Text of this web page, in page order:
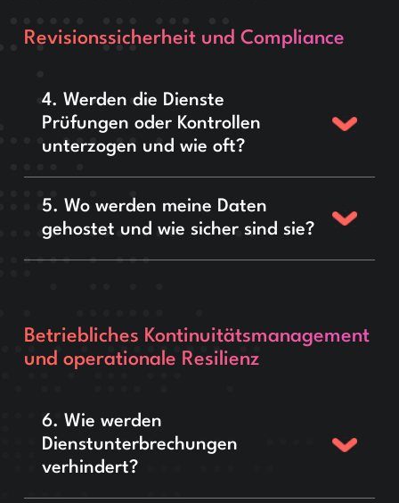
Revisionssicherheit und Compliance
4. Werden die Dienste
Prüfungen oder Kontrollen
unterzogen und wie oft?
5. Wo werden meine Daten
gehostet und wie sicher sind sie?
Betriebliches Kontinuitätsmanagement
und operationale Resilienz
6. Wie werden
Dienstunterbrechungen
verhindert?